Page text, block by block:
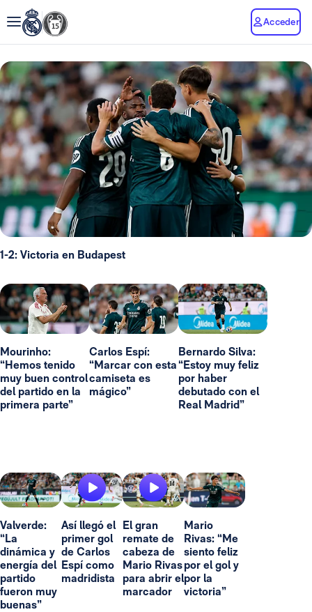
Acceder
1-2: Victoria en Budapest
Mourinho:
“Hemos tenido
muy buen control
del partido en la
primera parte”
Carlos Espí:
“Marcar con esta
camiseta es
mágico”
Bernardo Silva:
“Estoy muy feliz
por haber
debutado con el
Real Madrid”
Valverde:
“La
dinámica y
energía del
partido
fueron muy
buenas”
Así llegó el
primer gol
de Carlos
Espí como
madridista
El gran
remate de
cabeza de
Mario Rivas
para abrir el
marcador
Mario
Rivas: “Me
siento feliz
por el gol y
por la
victoria”